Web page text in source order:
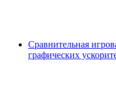
Сравнительная
графических